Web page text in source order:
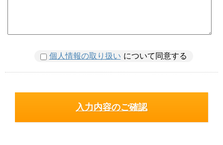
個人情報の取り扱い について同意する